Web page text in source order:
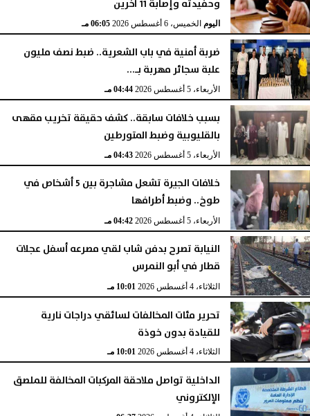
وحفيدته وإصابة 11 آخرين
اليومالخميس، 6 أغسطس 2026 06:05 مـ
ضربة أمنية في باب الشعرية.. ضبط نصف مليون
علبة سجائر مهربة بـ...
الأربعاء، 5 أغسطس 2026 04:44 مـ
بسبب خلافات سابقة.. كشف حقيقة تخريب مقهى
بالقليوبية وضبط المتورطين
الأربعاء، 5 أغسطس 2026 04:43 مـ
خلافات الجيرة تشعل مشاجرة بين 5 أشخاص في
طوخ.. وضبط أطرافها
الأربعاء، 5 أغسطس 2026 04:42 مـ
النيابة تصرح بدفن شاب لقي مصرعه أسفل عجلات
قطار في أبو النمرس
الثلاثاء، 4 أغسطس 2026 10:01 مـ
تحرير مئات المخالفات لسائقي دراجات نارية
للقيادة بدون خوذة
الثلاثاء، 4 أغسطس 2026 10:01 مـ
الداخلية تواصل ملاحقة المركبات المخالفة للملصق
الإلكتروني